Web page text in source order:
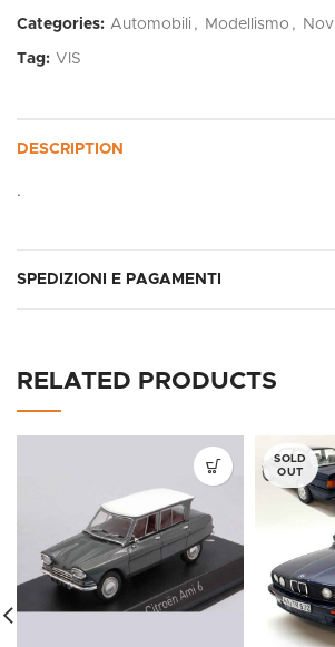
Categories: Automobili , Modellismo ,
Tag: VIS
DESCRIPTION
.
SPEDIZIONI E PAGAMENTI
RELATED PRODUCTS
SOLD
OUT